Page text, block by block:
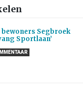
bewoners Segbroek
Sportlaan’